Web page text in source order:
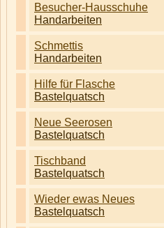
Besucher-Hausschuhe
Handarbeiten
Schmettis
Handarbeiten
Hilfe für Flasche
Bastelquatsch
Neue Seerosen
Bastelquatsch
Tischband
Bastelquatsch
Wieder ewas Neues
Bastelquatsch